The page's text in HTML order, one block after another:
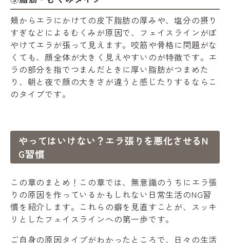
頬からエラにかけての皮下脂肪の厚みや、塩分の摂り
すぎなどによるむくみが原因で、フェイスラインがぼ
やけてエラが張って見えます。咬筋や骨格に問題がな
くても、顔全体が大きく見えやすいのが特徴です。エ
ラの部分を指でつまんだときに厚い脂肪がつまめた
り、朝と夜で顔の大きさが違うと感じたりするならこ
のタイプです。
やってはいけない？エラ張りを悪化させるN
G習慣
この章のまとめ！この章では、無意識のうちにエラ張
りの原因を作っているかもしれない日常生活のNG習
慣を紹介します。これらの癖を見直すことが、スッキ
リとしたフェイスラインへの第一歩です。
ご自身の原因タイプがわかったところで、日々の生活